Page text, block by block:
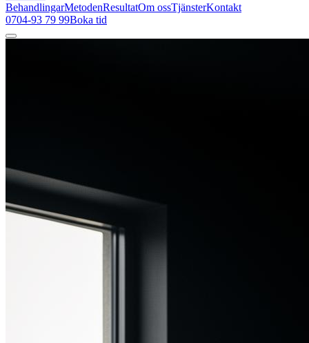
BehandlingarMetodenResultatOm ossTjänsterKontakt
0704-93 79 99Boka tid